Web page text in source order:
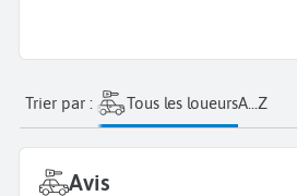
Trier par : Tous les loueursA...Z
Avis